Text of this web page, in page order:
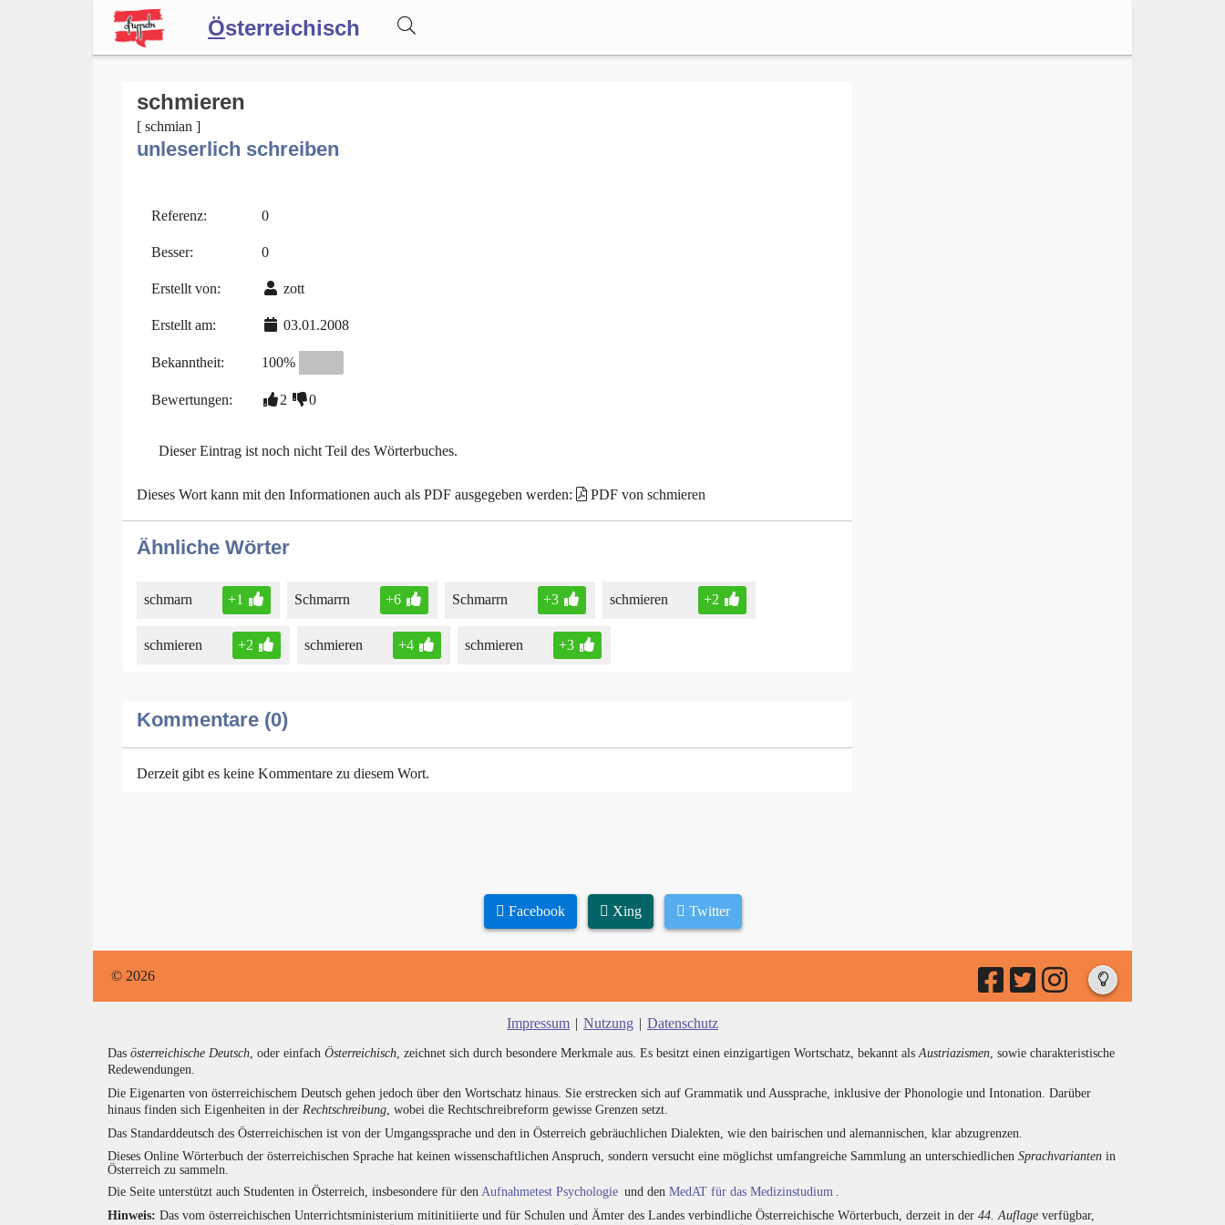
Österreichisch
Forum
Blog
schmieren
[ schmian ]
unleserlich schreiben
Referenz: 0
Besser: 0
Erstellt von: zott
Erstellt am: 03.01.2008
Bekanntheit: 100%
Bewertungen: 2 0
Dieser Eintrag ist noch nicht Teil des Wörterbuches.
Dieses Wort kann mit den Informationen auch als PDF ausgegeben werden: PDF von schmieren
Ähnliche Wörter
schmarn +1 Schmarrn +6 Schmarrn +3 schmieren +2
schmieren +2 schmieren +4 schmieren +3
Kommentare (0)
Derzeit gibt es keine Kommentare zu diesem Wort.
Facebook Xing Twitter
© 2026
Impressum | Nutzung | Datenschutz
Das österreichische Deutsch , oder einfach Österreichisch , zeichnet sich durch besondere Merkmale aus. Es besitzt einen einzigartigen Wortschatz, bekannt als Austriazismen , sowie charakteristische
Redewendungen.
Die Eigenarten von österreichischem Deutsch gehen jedoch über den Wortschatz hinaus. Sie erstrecken sich auf Grammatik und Aussprache, inklusive der Phonologie und Intonation. Darüber
hinaus finden sich Eigenheiten in der Rechtschreibung , wobei die Rechtschreibreform gewisse Grenzen setzt.
Das Standarddeutsch des Österreichischen ist von der Umgangssprache und den in Österreich gebräuchlichen Dialekten, wie den bairischen und alemannischen, klar abzugrenzen.
Dieses Online Wörterbuch der österreichischen Sprache hat keinen wissenschaftlichen Anspruch, sondern versucht eine möglichst umfangreiche Sammlung an unterschiedlichen Sprachvarianten in
Österreich zu sammeln.
Die Seite unterstützt auch Studenten in Österreich, insbesondere für den Aufnahmetest Psychologie und den MedAT für das Medizinstudium
Hinweis: Das vom österreichischen Unterrichtsministerium mitinitiierte und für Schulen und Ämter des Landes verbindliche Österreichische Wörterbuch, derzeit in der 44. Auflage verfügbar,